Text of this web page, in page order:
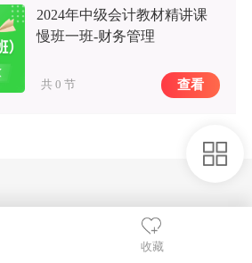
2024年中级会计教材精讲课
慢班一班-财务管理
共 0 节 查看
收藏